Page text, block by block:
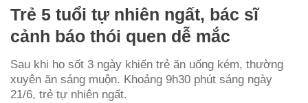
Trẻ 5 tuổi tự nhiên ngất, bác sĩ
cảnh báo thói quen dễ mắc
Sau khi ho sốt 3 ngày khiến trẻ ăn uống kém, thường
xuyên ăn sáng muộn. Khoảng 9h30 phút sáng ngày
21/6, trẻ tự nhiên ngất.